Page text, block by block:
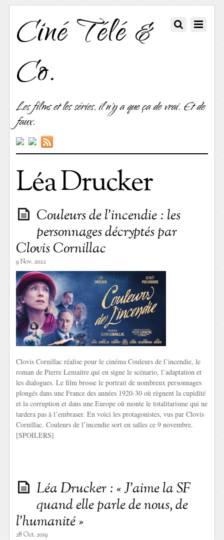
Ciné Télé &
Co.
Les films et les séries, il n'y a que ça de vrai. Et de
faux.
Léa Drucker
Couleurs de l’incendie : les
personnages décryptés par
Clovis Cornillac
9 Nov. 2022
Clovis Cornillac réalise pour le cinéma Couleurs de l’incendie, le
roman de Pierre Lemaitre qui en signe le scénario, l’adaptation et
les dialogues. Le film brosse le portrait de nombreux personnages
plongés dans une France des années 1920-30 où règnent la cupidité
et la corruption et dans une Europe où monte le totalitarisme qui ne
tardera pas à l’embraser. En voici les protagonistes, vus par Clovis
Cornillac. Couleurs de l’incendie sort en salles ce 9 novembre.
[SPOILERS]
Léa Drucker : « J’aime la SF
quand elle parle de nous, de
l’humanité »
28 Oct. 2019